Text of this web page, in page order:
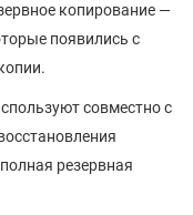
копирование —
появились с
совместно с
резервная